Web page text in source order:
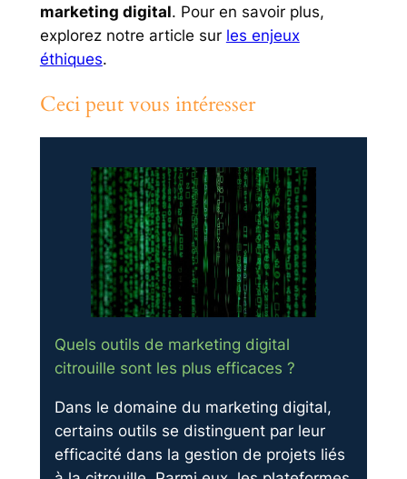
marketing digital. Pour en savoir plus,
explorez notre article sur les enjeux
éthiques.
Ceci peut vous intéresser
Quels outils de marketing digital
citrouille sont les plus efficaces ?
Dans le domaine du marketing digital,
certains outils se distinguent par leur
efficacité dans la gestion de projets liés